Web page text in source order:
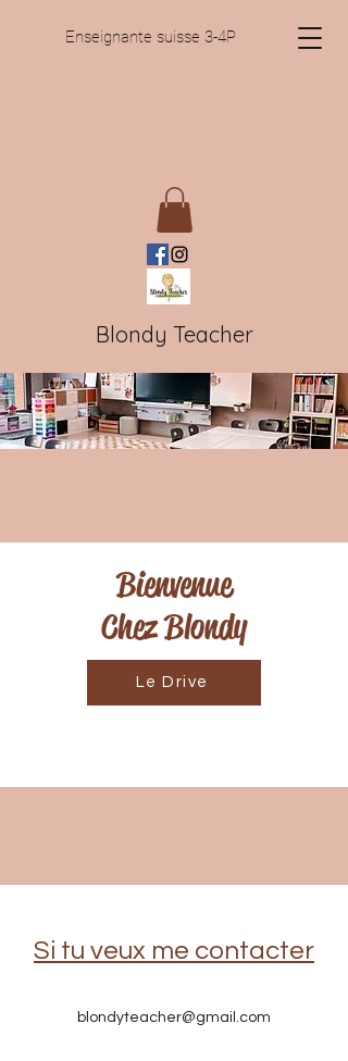
Enseignante suisse 3-4P
Blondy Teacher
Bienvenue
Chez Blondy
Le Drive
Si tu veux me contacter
blondyteacher@gmail.com